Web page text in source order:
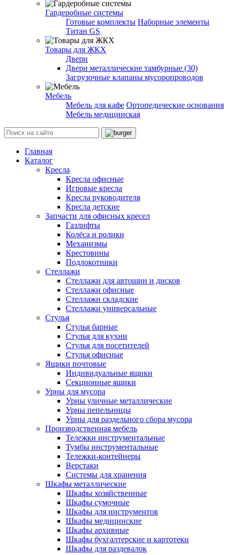
Гардеробные системы
Готовые комплекты Наборные элементы
Титан GS
Товары для ЖКХ
Двери
Двери металлические тамбурные (30)
Загрузочные клапаны мусоропроводов
Мебель
Мебель для кафе Ортопедические основания
Мебель медицинская
Главная
Каталог
Кресла
Кресла офисные
Игровые кресла
Кресла руководителя
Кресла детские
Запчасти для офисных кресел
Газлифты
Колёса и ролики
Механизмы
Крестовины
Подлокотники
Стеллажи
Стеллажи для автошин и дисков
Стеллажи офисные
Стеллажи складские
Стеллажи универсальные
Стулья
Стулья барные
Стулья для кухни
Стулья для посетителей
Стулья офисные
Ящики почтовые
Индивидуальные ящики
Секционные ящики
Урны для мусора
Урны уличные металлические
Урны пепельницы
Урны для раздельного сбора мусора
Производственная мебель
Тележки инструментальные
Тумбы инструментальные
Тележки-контейнеры
Верстаки
Системы для хранения
Шкафы металлические
Шкафы хозяйственные
Шкафы сумочные
Шкафы для инструментов
Шкафы медицинские
Шкафы архивные
Шкафы бухгалтерские и картотеки
Шкафы для раздевалок